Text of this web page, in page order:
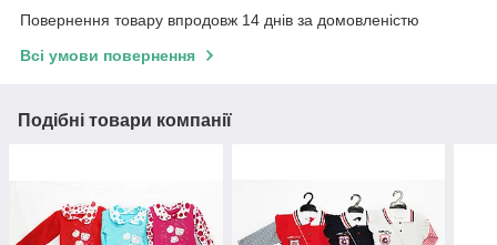
Повернення товару впродовж 14 днів за домовленістю
Всі умови повернення
Подібні товари компанії